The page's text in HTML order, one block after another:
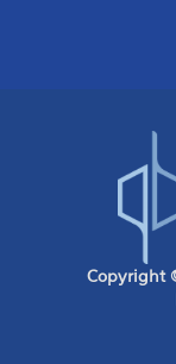
Copyright ©